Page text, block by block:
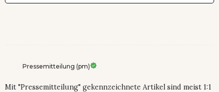
Pressemitteilung (pm)
Mit "Pressemitteilung" gekennzeichnete Artikel sind meist 1:1